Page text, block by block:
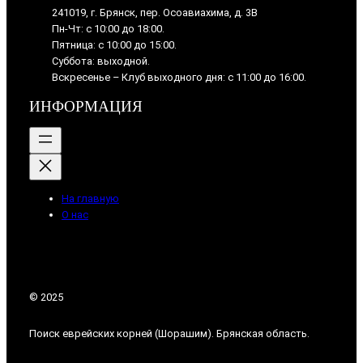
241019, г. Брянск, пер. Осоавиахима, д. 3В
Пн-Чт: с 10:00 до 18:00.
Пятница: с 10:00 до 15:00.
Суббота: выходной.
Вскресенье – Клуб выходного дня: с 11:00 до 16:00.
ИНФОРМАЦИЯ
На главную
О нас
© 2025
Поиск еврейских корней (Шорашим). Брянская область.